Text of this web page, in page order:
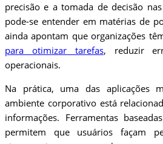
precisão e a tomada de decisão
pode-se entender em matérias de
ainda apontam que organizações
para otimizar tarefas, reduzir
operacionais.
Na prática, uma das aplicações
ambiente corporativo está
informações. Ferramentas
permitem que usuários façam